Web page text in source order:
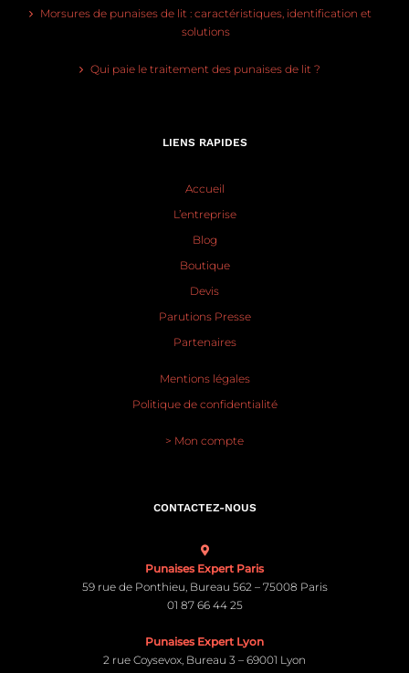
Morsures de punaises de lit : caractéristiques, identification et
solutions
Qui paie le traitement des punaises de lit ?
LIENS RAPIDES
Accueil
L’entreprise
Blog
Boutique
Devis
Parutions Presse
Partenaires
Mentions légales
Politique de confidentialité
> Mon compte
CONTACTEZ-NOUS
Punaises Expert Paris
59 rue de Ponthieu, Bureau 562 – 75008 Paris
01 87 66 44 25
Punaises Expert Lyon
2 rue Coysevox, Bureau 3 – 69001 Lyon